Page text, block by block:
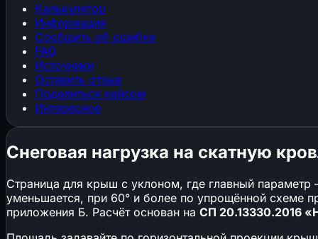
🧱Расход кирпича
⬜Газобетон и пеноблоки
🔩Расход арматуры
🎨Расход краски
📜Расход обоев
📐Стяжка пола
🏠Площадь кровли
🏠Кровельные материалы
🧱Клей и затирка для плитки
📐ГКЛ и металлокаркас
▦Строительные леса
⌖Свайный фундамент
Перекрытия (балки, плиты, монолит)
Калькулятор
Информация
Сообщить об ошибке
FAQ
Источники
Оставить отзыв
Поделиться кейсом
Интересное
Снеговая нагрузка на скатную
Страница для крыш с уклоном, где главный
уменьшается, при 60° и более по упрощённой схеме
приложения Б. Расчёт основан на СП 20.13330.2016